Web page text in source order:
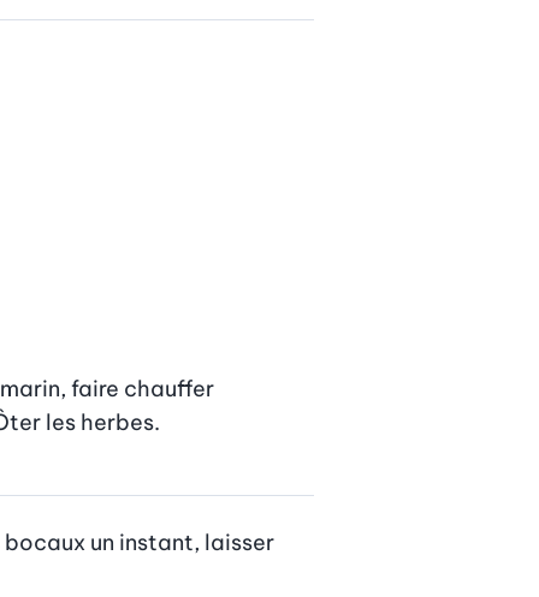
faire chauffer
les herbes.
un instant, laisser